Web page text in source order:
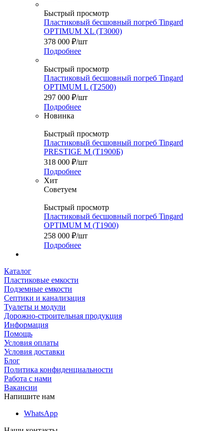
Быстрый просмотр
Пластиковый бесшовный погреб Tingard
OPTIMUM XL (Т3000)
378 000 ₽/шт
Подробнее
Быстрый просмотр
Пластиковый бесшовный погреб Tingard
OPTIMUM L (Т2500)
297 000 ₽/шт
Подробнее
Новинка
Быстрый просмотр
Пластиковый бесшовный погреб Tingard
PRESTIGE M (Т1900Б)
318 000 ₽/шт
Подробнее
Хит
Советуем
Быстрый просмотр
Пластиковый бесшовный погреб Tingard
OPTIMUM M (Т1900)
258 000 ₽/шт
Подробнее
Каталог
Пластиковые емкости
Подземные емкости
Септики и канализация
Туалеты и модули
Дорожно-строительная продукция
Информация
Помощь
Условия оплаты
Условия доставки
Блог
Политика конфиденциальности
Работа с нами
Вакансии
Напишите нам
WhatsApp